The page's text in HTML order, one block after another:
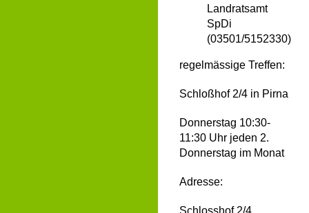
Landratsamt
SpDi
(03501/5152330)
regelmässige Treffen:
Schloßhof 2/4 in Pirna
Donnerstag 10:30-
11:30 Uhr jeden 2.
Donnerstag im Monat
Adresse:
Schlosshof 2/4